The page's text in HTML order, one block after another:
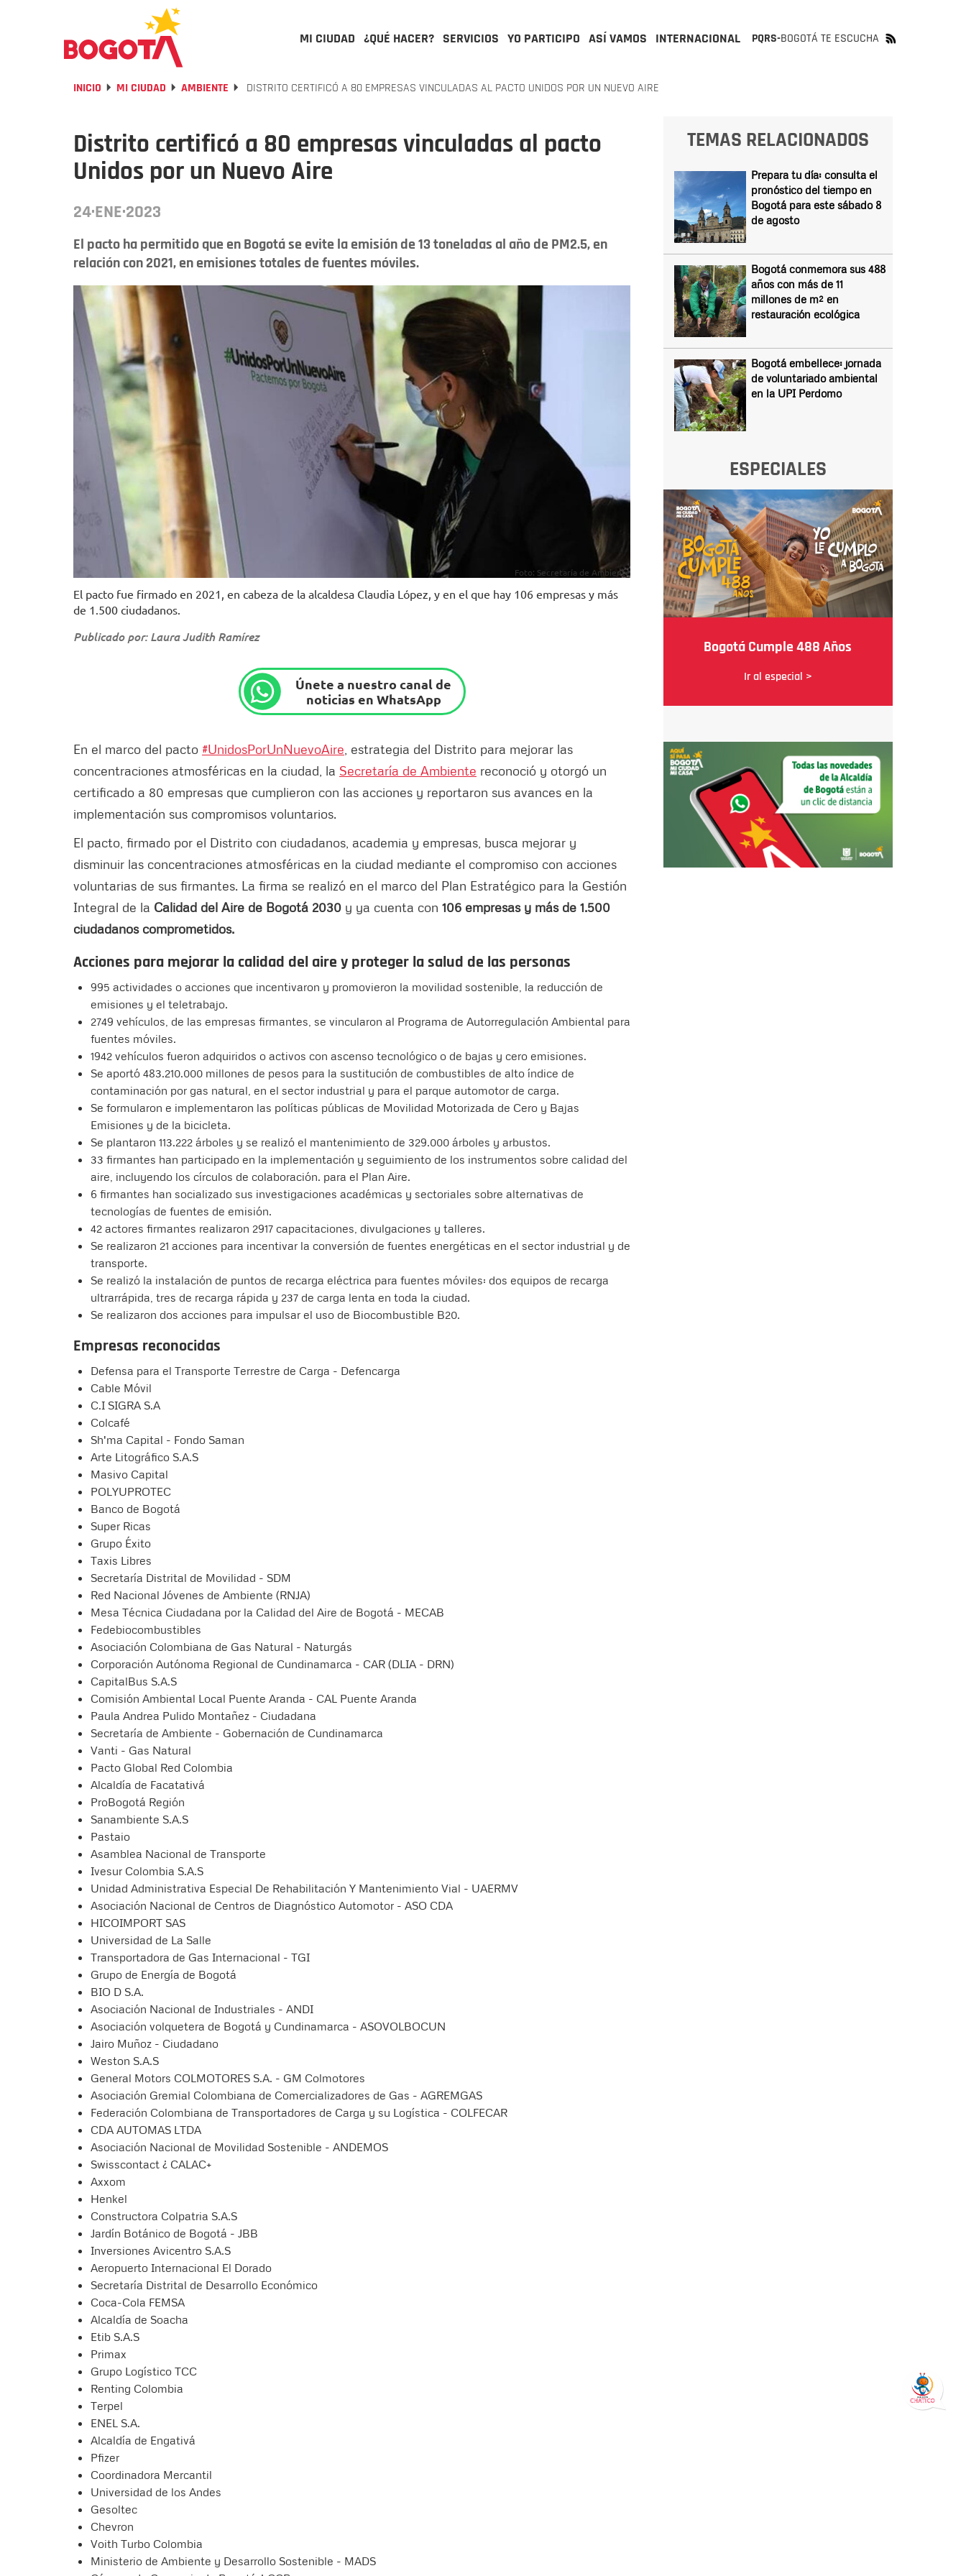
MI CIUDAD ¿QUÉ HACER? SERVICIOS YO PARTICIPO ASÍ VAMOS INTERNACIONAL PQRS-BOGOTÁ TE ESCUCHA
INICIO MI CIUDAD AMBIENTE DISTRITO CERTIFICÓ A 80 EMPRESAS VINCULADAS AL PACTO UNIDOS POR UN NUEVO AIRE
Distrito certificó a 80 empresas vinculadas al pacto
Unidos por un Nuevo Aire
24·ENE·2023
El pacto ha permitido que en Bogotá se evite la emisión de 13 toneladas al año de PM2.5, en
relación con 2021, en emisiones totales de fuentes móviles.
Foto: Secretaría de Ambiente
El pacto fue firmado en 2021, en cabeza de la alcaldesa Claudia López, y en el que hay 106 empresas y más
de 1.500 ciudadanos.
Publicado por: Laura Judith Ramírez
Únete a nuestro canal de
noticias en WhatsApp
En el marco del pacto #UnidosPorUnNuevoAire , estrategia del Distrito para mejorar las
concentraciones atmosféricas en la ciudad, la Secretaría de Ambiente reconoció y otorgó un
certificado a 80 empresas que cumplieron con las acciones y reportaron sus avances en la
implementación sus compromisos voluntarios.
El pacto, firmado por el Distrito con ciudadanos, academia y empresas, busca mejorar y
disminuir las concentraciones atmosféricas en la ciudad mediante el compromiso con acciones
voluntarias de sus firmantes. La firma se realizó en el marco del Plan Estratégico para la Gestión
Integral de la Calidad del Aire de Bogotá 2030 y ya cuenta con 106 empresas y más de 1.500
ciudadanos comprometidos.
Acciones para mejorar la calidad del aire y proteger la salud de las personas
995 actividades o acciones que incentivaron y promovieron la movilidad sostenible, la reducción de
emisiones y el teletrabajo.
2749 vehículos, de las empresas firmantes, se vincularon al Programa de Autorregulación Ambiental para
fuentes móviles.
1942 vehículos fueron adquiridos o activos con ascenso tecnológico o de bajas y cero emisiones.
Se aportó 483.210.000 millones de pesos para la sustitución de combustibles de alto índice de
contaminación por gas natural, en el sector industrial y para el parque automotor de carga.
Se formularon e implementaron las políticas públicas de Movilidad Motorizada de Cero y Bajas
Emisiones y de la bicicleta.
Se plantaron 113.222 árboles y se realizó el mantenimiento de 329.000 árboles y arbustos.
33 firmantes han participado en la implementación y seguimiento de los instrumentos sobre calidad del
aire, incluyendo los círculos de colaboración. para el Plan Aire.
6 firmantes han socializado sus investigaciones académicas y sectoriales sobre alternativas de
tecnologías de fuentes de emisión.
42 actores firmantes realizaron 2917 capacitaciones, divulgaciones y talleres.
Se realizaron 21 acciones para incentivar la conversión de fuentes energéticas en el sector industrial y de
transporte.
Se realizó la instalación de puntos de recarga eléctrica para fuentes móviles: dos equipos de recarga
ultrarrápida, tres de recarga rápida y 237 de carga lenta en toda la ciudad.
Se realizaron dos acciones para impulsar el uso de Biocombustible B20.
Empresas reconocidas
Defensa para el Transporte Terrestre de Carga - Defencarga
Cable Móvil
C.I SIGRA S.A
Colcafé
Sh'ma Capital - Fondo Saman
Arte Litográfico S.A.S
Masivo Capital
POLYUPROTEC
Banco de Bogotá
Super Ricas
Grupo Éxito
Taxis Libres
Secretaría Distrital de Movilidad - SDM
Red Nacional Jóvenes de Ambiente (RNJA)
Mesa Técnica Ciudadana por la Calidad del Aire de Bogotá - MECAB
Fedebiocombustibles
Asociación Colombiana de Gas Natural - Naturgás
Corporación Autónoma Regional de Cundinamarca - CAR (DLIA - DRN)
CapitalBus S.A.S
Comisión Ambiental Local Puente Aranda - CAL Puente Aranda
Paula Andrea Pulido Montañez - Ciudadana
Secretaría de Ambiente - Gobernación de Cundinamarca
Vanti - Gas Natural
Pacto Global Red Colombia
Alcaldía de Facatativá
ProBogotá Región
Sanambiente S.A.S
Pastaio
Asamblea Nacional de Transporte
Ivesur Colombia S.A.S
Unidad Administrativa Especial De Rehabilitación Y Mantenimiento Vial - UAERMV
Asociación Nacional de Centros de Diagnóstico Automotor - ASO CDA
HICOIMPORT SAS
Universidad de La Salle
Transportadora de Gas Internacional - TGI
Grupo de Energía de Bogotá
BIO D S.A.
Asociación Nacional de Industriales - ANDI
Asociación volquetera de Bogotá y Cundinamarca - ASOVOLBOCUN
Jairo Muñoz - Ciudadano
Weston S.A.S
General Motors COLMOTORES S.A. - GM Colmotores
Asociación Gremial Colombiana de Comercializadores de Gas - AGREMGAS
Federación Colombiana de Transportadores de Carga y su Logística - COLFECAR
CDA AUTOMAS LTDA
Asociación Nacional de Movilidad Sostenible - ANDEMOS
Swisscontact ¿ CALAC+
Axxom
Henkel
Constructora Colpatria S.A.S
Jardín Botánico de Bogotá - JBB
Inversiones Avicentro S.A.S
Aeropuerto Internacional El Dorado
Secretaría Distrital de Desarrollo Económico
Coca-Cola FEMSA
Alcaldía de Soacha
Etib S.A.S
Primax
Grupo Logístico TCC
Renting Colombia
Terpel
ENEL S.A.
Alcaldía de Engativá
Pfizer
Coordinadora Mercantil
Universidad de los Andes
Gesoltec
Chevron
Voith Turbo Colombia
Ministerio de Ambiente y Desarrollo Sostenible - MADS
TEMAS RELACIONADOS
Prepara tu día: consulta el
pronóstico del tiempo en
Bogotá para este sábado 8
de agosto
Bogotá conmemora sus 488
años con más de 11
millones de m² en
restauración ecológica
Bogotá embellece: jornada
de voluntariado ambiental
en la UPI Perdomo
ESPECIALES
Bogotá Cumple 488 Años
Ir al especial >